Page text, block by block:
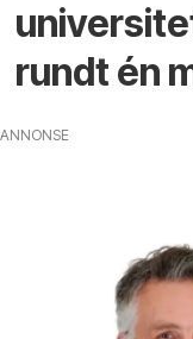
rundt én
ANNONSE